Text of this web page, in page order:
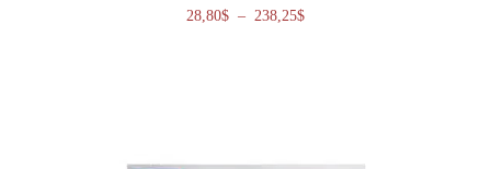
28,80$ – 238,25$Plage de prix : 28,80$ à